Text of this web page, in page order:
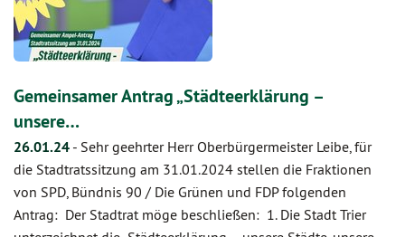
Gemeinsamer Antrag „Städteerklärung –
unsere…
26.01.24 - Sehr geehrter Herr Oberbürgermeister Leibe, für
die Stadtratssitzung am 31.01.2024 stellen die Fraktionen
von SPD, Bündnis 90 / Die Grünen und FDP folgenden
Antrag: Der Stadtrat möge beschließen: 1. Die Stadt Trier